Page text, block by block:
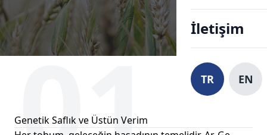
İletişim
TR EN
01
Genetik Saflık ve Üstün Verim